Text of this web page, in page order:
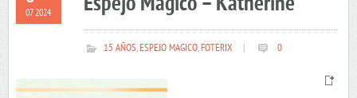
07 2024
15 AÑOS,ESPEJO MAGICO,FOTERIX 0